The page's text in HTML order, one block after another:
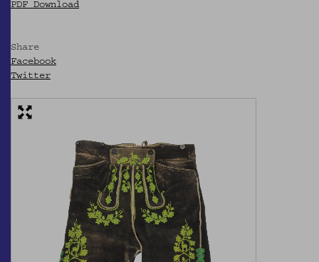
PDF Download
Share
Facebook
Twitter